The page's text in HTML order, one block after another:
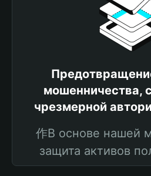
мошенничества,
чрезмерной
作В основе нашей
защита активов